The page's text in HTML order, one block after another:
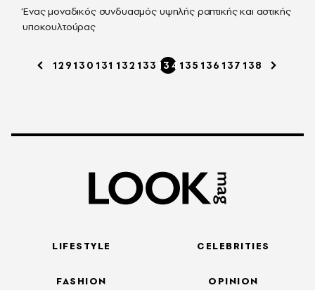
Ένας μοναδικός συνδυασμός υψηλής ραπτικής και αστικής
υποκουλτούρας
129 130 131 132 133 134 135 136 137 138
LIFESTYLE
FASHION
CELEBRITIES
OPINION